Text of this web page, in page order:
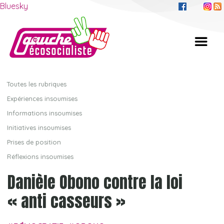
Bluesky
Toutes les rubriques
Expériences insoumises
Informations insoumises
Initiatives insoumises
Prises de position
Réflexions insoumises
Danièle Obono contre la loi
« anti casseurs »